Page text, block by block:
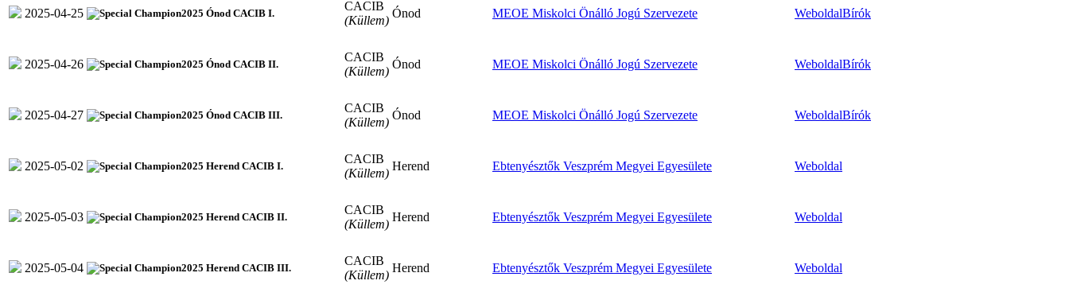
2025-04-25 2025 Ónod CACIB I.
CACIB
(Küllem)
Ónod MEOE Miskolci Önálló Jogú Szervezete WeboldalBírók
2025-04-26 2025 Ónod CACIB II.
CACIB
(Küllem)
Ónod MEOE Miskolci Önálló Jogú Szervezete WeboldalBírók
2025-04-27 2025 Ónod CACIB III.
CACIB
(Küllem)
Ónod MEOE Miskolci Önálló Jogú Szervezete WeboldalBírók
2025-05-02 2025 Herend CACIB I.
CACIB
(Küllem)
Herend Ebtenyésztők Veszprém Megyei Egyesülete Weboldal
2025-05-03 2025 Herend CACIB II.
CACIB
(Küllem)
Herend Ebtenyésztők Veszprém Megyei Egyesülete Weboldal
2025-05-04 2025 Herend CACIB III.
CACIB
(Küllem)
Herend Ebtenyésztők Veszprém Megyei Egyesülete Weboldal